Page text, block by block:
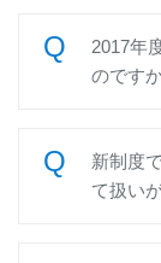
2017年
のですか
新制度
て扱い